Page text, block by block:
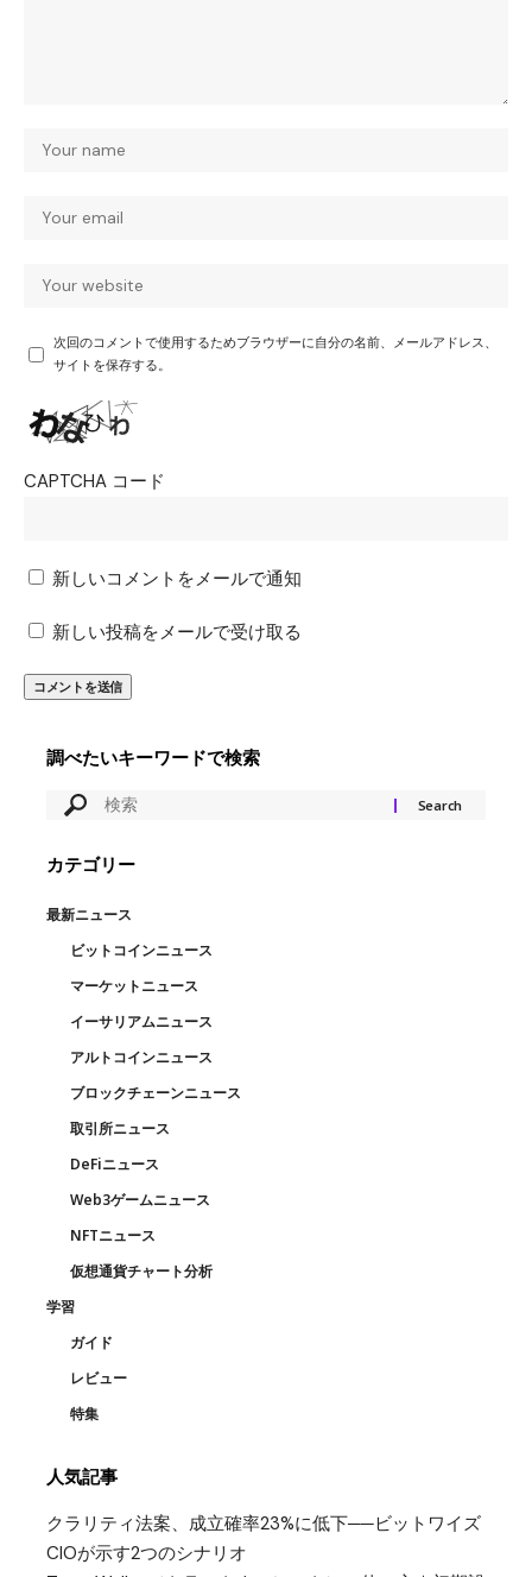
次回のコメントで使用するためブラウザーに自分の名前、メールアドレス、
サイトを保存する。
CAPTCHA コード
新しいコメントをメールで通知
新しい投稿をメールで受け取る
調べたいキーワードで検索
カテゴリー
最新ニュース
ビットコインニュース
マーケットニュース
イーサリアムニュース
アルトコインニュース
ブロックチェーンニュース
取引所ニュース
DeFiニュース
Web3ゲームニュース
NFTニュース
仮想通貨チャート分析
学習
ガイド
レビュー
特集
人気記事
クラリティ法案、成立確率23%に低下──ビットワイズ
CIOが示す2つのシナリオ